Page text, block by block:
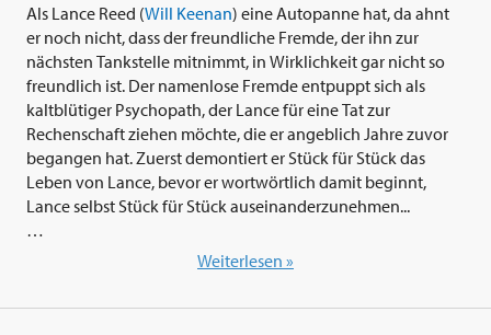
Als Lance Reed (Will Keenan) eine Autopanne hat, da ahnt
er noch nicht, dass der freundliche Fremde, der ihn zur
nächsten Tankstelle mitnimmt, in Wirklichkeit gar nicht so
freundlich ist. Der namenlose Fremde entpuppt sich als
kaltblütiger Psychopath, der Lance für eine Tat zur
Rechenschaft ziehen möchte, die er angeblich Jahre zuvor
begangen hat. Zuerst demontiert er Stück für Stück das
Leben von Lance, bevor er wortwörtlich damit beginnt,
Lance selbst Stück für Stück auseinanderzunehmen...
'Chop' (2011) ist eine rabenschwarze und äußerst blutige
Weiterlesen »